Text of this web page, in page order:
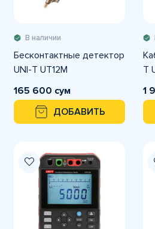
В наличии
Бесконтактные детектор
UNI-T UT12M
165 600 сум
ДОБАВИТЬ
T
1